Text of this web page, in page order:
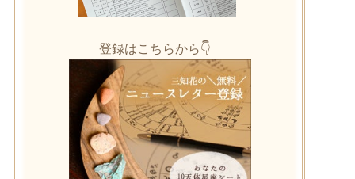
登録はこちらから👇